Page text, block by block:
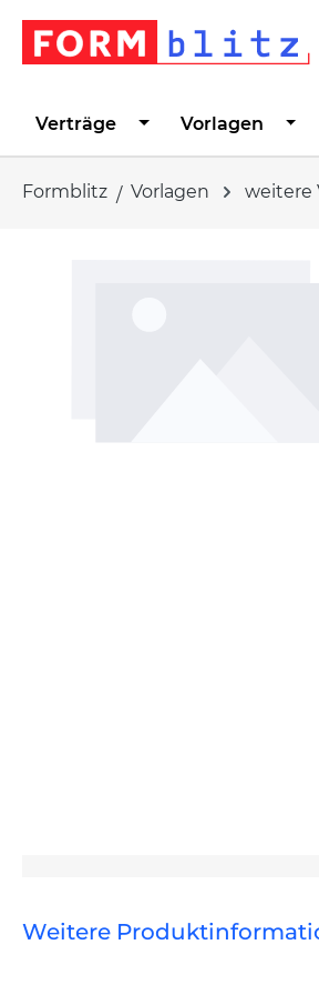
Zur Hauptnavigation
Verträge Vorlagen
Formblitz Vorlagen weitere
Weitere